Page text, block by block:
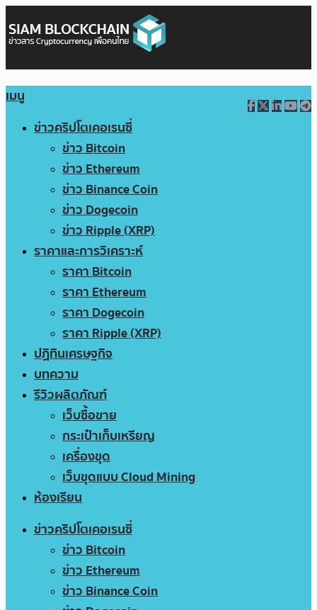
เมนู
ข่าวคริปโตเคอเรนซี่
ข่าว Bitcoin
ข่าว Ethereum
ข่าว Binance Coin
ข่าว Dogecoin
ข่าว Ripple (XRP)
ราคาและการวิเคราะห์
ราคา Bitcoin
ราคา Ethereum
ราคา Dogecoin
ราคา Ripple (XRP)
ปฏิทินเศรษฐกิจ
บทความ
รีวิวผลิตภัณฑ์
เว็บซื้อขาย
กระเป๋าเก็บเหรียญ
เครื่องขุด
เว็บขุดแบบ Cloud Mining
ห้องเรียน
ข่าวคริปโตเคอเรนซี่
ข่าว Bitcoin
ข่าว Ethereum
ข่าว Binance Coin